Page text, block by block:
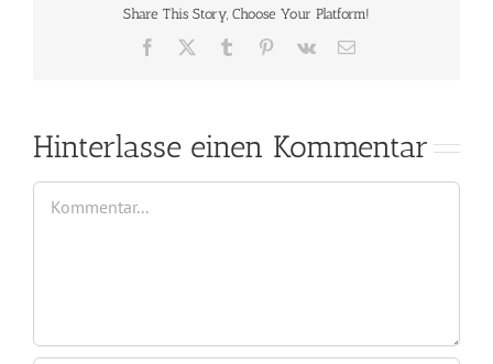
Share This Story, Choose Your Platform!
Facebook Tumblr Pinterest
Vk
E-
Hinterlasse einen Kommentar
Kommentar